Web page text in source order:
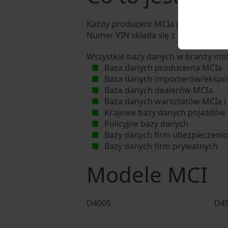
Każdy producent MCIa przypisuje
Numer VIN składa się z 17 cyfr i
Wszystkie bazy danych w branży
Baza danych producenta MCIa
Baza danych importerów/
Baza danych dealerów MCIa
Baza danych warsztatów MCIa
Krajowe bazy danych pojazdów
Policyjne bazy danych
Bazy danych firm
Bazy danych firm prywatnych
Modele MCI
D4005